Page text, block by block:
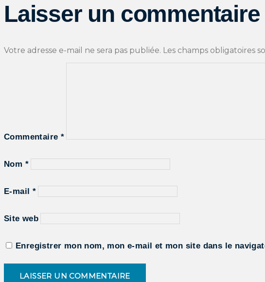
Laisser un commentaire
Votre adresse e-mail ne sera pas publiée. Les champs obligatoires
Commentaire *
Nom *
E-mail *
Site web
Enregistrer mon nom, mon e-mail et mon site dans le